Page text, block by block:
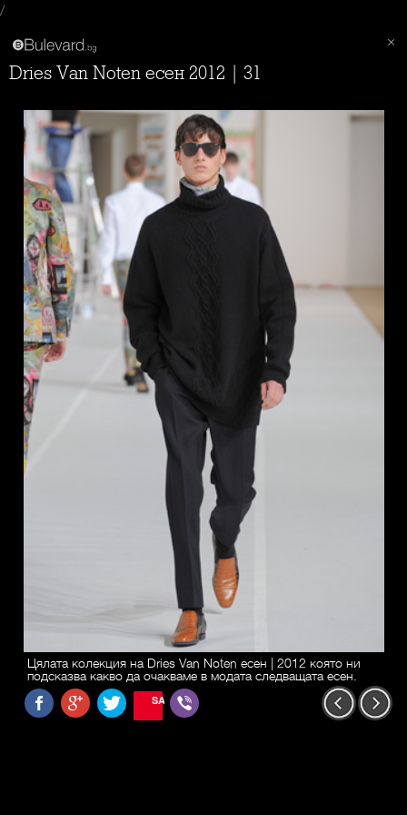
/
Dries Van Noten есен 2012 | 31
Цялата колекция на Dries Van Noten есен | 2012 която ни
подсказва какво да очакваме в модата следващата есен.
SAVE